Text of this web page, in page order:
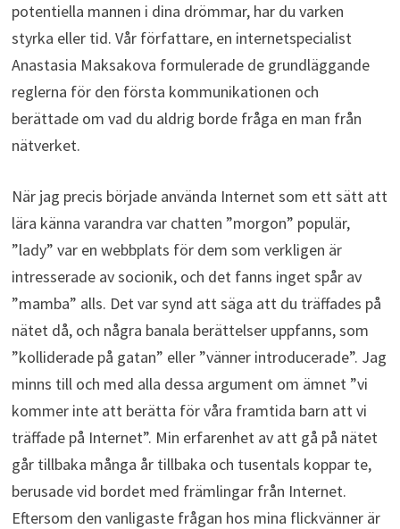
potentiella mannen i dina drömmar, har du varken
styrka eller tid. Vår författare, en internetspecialist
Anastasia Maksakova formulerade de grundläggande
reglerna för den första kommunikationen och
berättade om vad du aldrig borde fråga en man från
nätverket.
När jag precis började använda Internet som ett sätt att
lära känna varandra var chatten ”morgon” populär,
”lady” var en webbplats för dem som verkligen är
intresserade av socionik, och det fanns inget spår av
”mamba” alls. Det var synd att säga att du träffades på
nätet då, och några banala berättelser uppfanns, som
”kolliderade på gatan” eller ”vänner introducerade”. Jag
minns till och med alla dessa argument om ämnet ”vi
kommer inte att berätta för våra framtida barn att vi
träffade på Internet”. Min erfarenhet av att gå på nätet
går tillbaka många år tillbaka och tusentals koppar te,
berusade vid bordet med främlingar från Internet.
Eftersom den vanligaste frågan hos mina flickvänner är